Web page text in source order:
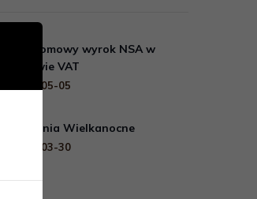
Przełomowy wyrok NSA w
sprawie VAT
2026-05-05
Życzenia Wielkanocne
2026-03-30